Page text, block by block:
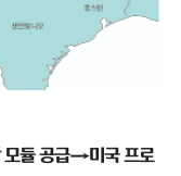
모듈 공급→미국 프로